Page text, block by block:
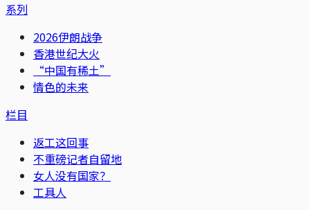
系列
2026伊朗战争
香港世纪大火
“中国有稀土”
情色的未来
栏目
返工这回事
不重磅记者自留地
女人没有国家？
工具人